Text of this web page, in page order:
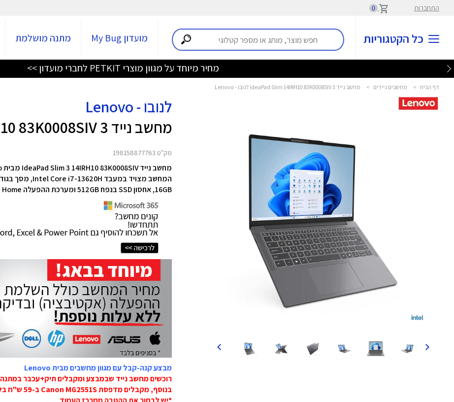
התחברות 0
כל הקטגוריות מועדון My Bug מתנה מושלמת
מחיר מיוחד על מגוון מוצרי PETKIT לחברי מועדון >>
דף הבית > מחשבים ניידים > מחשב נייד IdeaPad Slim 14IRH10 83K0008SIV 3 לנובו - Lenovo
לנובו - Lenovo
מחשב נייד IdeaPad Slim 14IRH10 83K0008SIV 3
מק"ט 198158877763
מחשב נייד IdeaPad Slim 3 14IRH10 83K0008SIV מבית Lenovo
המחשב מצויד במעבד Intel Core i7-13620H, מסך בגודל 14" עם רזולוציה של WUXGA (1920x1200),
16GB, אחסון SSD בנפח 512GB ו
מערכת ההפעלה Windows 11 Home הזמינה בשפות עברית ואנגלית
מבצע קנה-קבל עם מגוון מחשבים מבית Lenovo
רוכשים מחשב נייד שבמבצע ומקבלים תיק+עכבר
בנוסף, מקבלים מדפסת Canon MG2551S ב-59 ש"ח בלבד.